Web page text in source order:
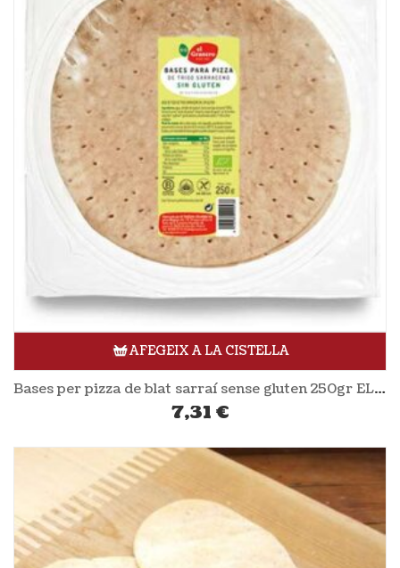
AFEGEIX A LA CISTELLA
Bases per pizza de blat sarraí sense gluten 250gr EL GRANERO
7,31 €